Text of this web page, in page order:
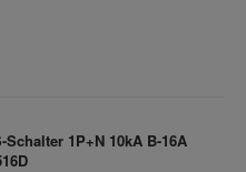
Schalter 1P+N 10kA B-16A